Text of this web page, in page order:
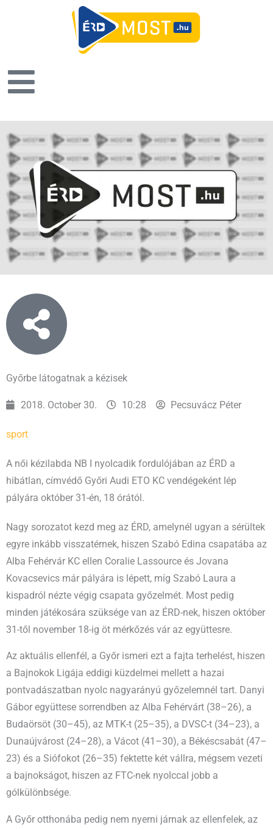
Győrbe látogatnak a kézisek
2018. October 30. 10:28 Pecsuvácz Péter
sport
A női kézilabda NB I nyolcadik fordulójában az ÉRD a
hibátlan, címvédő Győri Audi ETO KC vendégeként lép
pályára október 31-én, 18 órától.
Nagy sorozatot kezd meg az ÉRD, amelynél ugyan a sérültek
egyre inkább visszatérnek, hiszen Szabó Edina csapatába az
Alba Fehérvár KC ellen Coralie Lassource és Jovana
Kovacsevics már pályára is lépett, míg Szabó Laura a
kispadról nézte végig csapata győzelmét. Most pedig
minden játékosára szüksége van az ÉRD-nek, hiszen október
31-től november 18-ig öt mérkőzés vár az együttesre.
Az aktuális ellenfél, a Győr ismeri ezt a fajta terhelést, hiszen
a Bajnokok Ligája eddigi küzdelmei mellett a hazai
pontvadászatban nyolc nagyarányú győzelemnél tart. Danyi
Gábor együttese sorrendben az Alba Fehérvárt (38–26), a
Budaörsöt (30–45), az MTK-t (25–35), a DVSC-t (34–23), a
Dunaújvárost (24–28), a Vácot (41–30), a Békéscsabát (47–
23) és a Siófokot (26–35) fektette két vállra, mégsem vezeti
a bajnokságot, hiszen az FTC-nek nyolccal jobb a
gólkülönbsége.
A Győr otthonába pedig nem nyerni járnak az ellenfelek, az